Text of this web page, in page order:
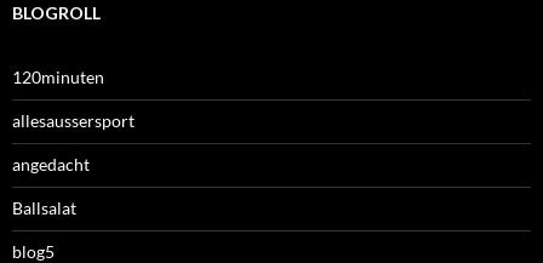
BLOGROLL
120minuten
allesaussersport
angedacht
Ballsalat
blog5